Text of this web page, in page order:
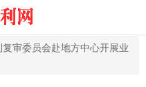
复审委员会赴地方中心开展业